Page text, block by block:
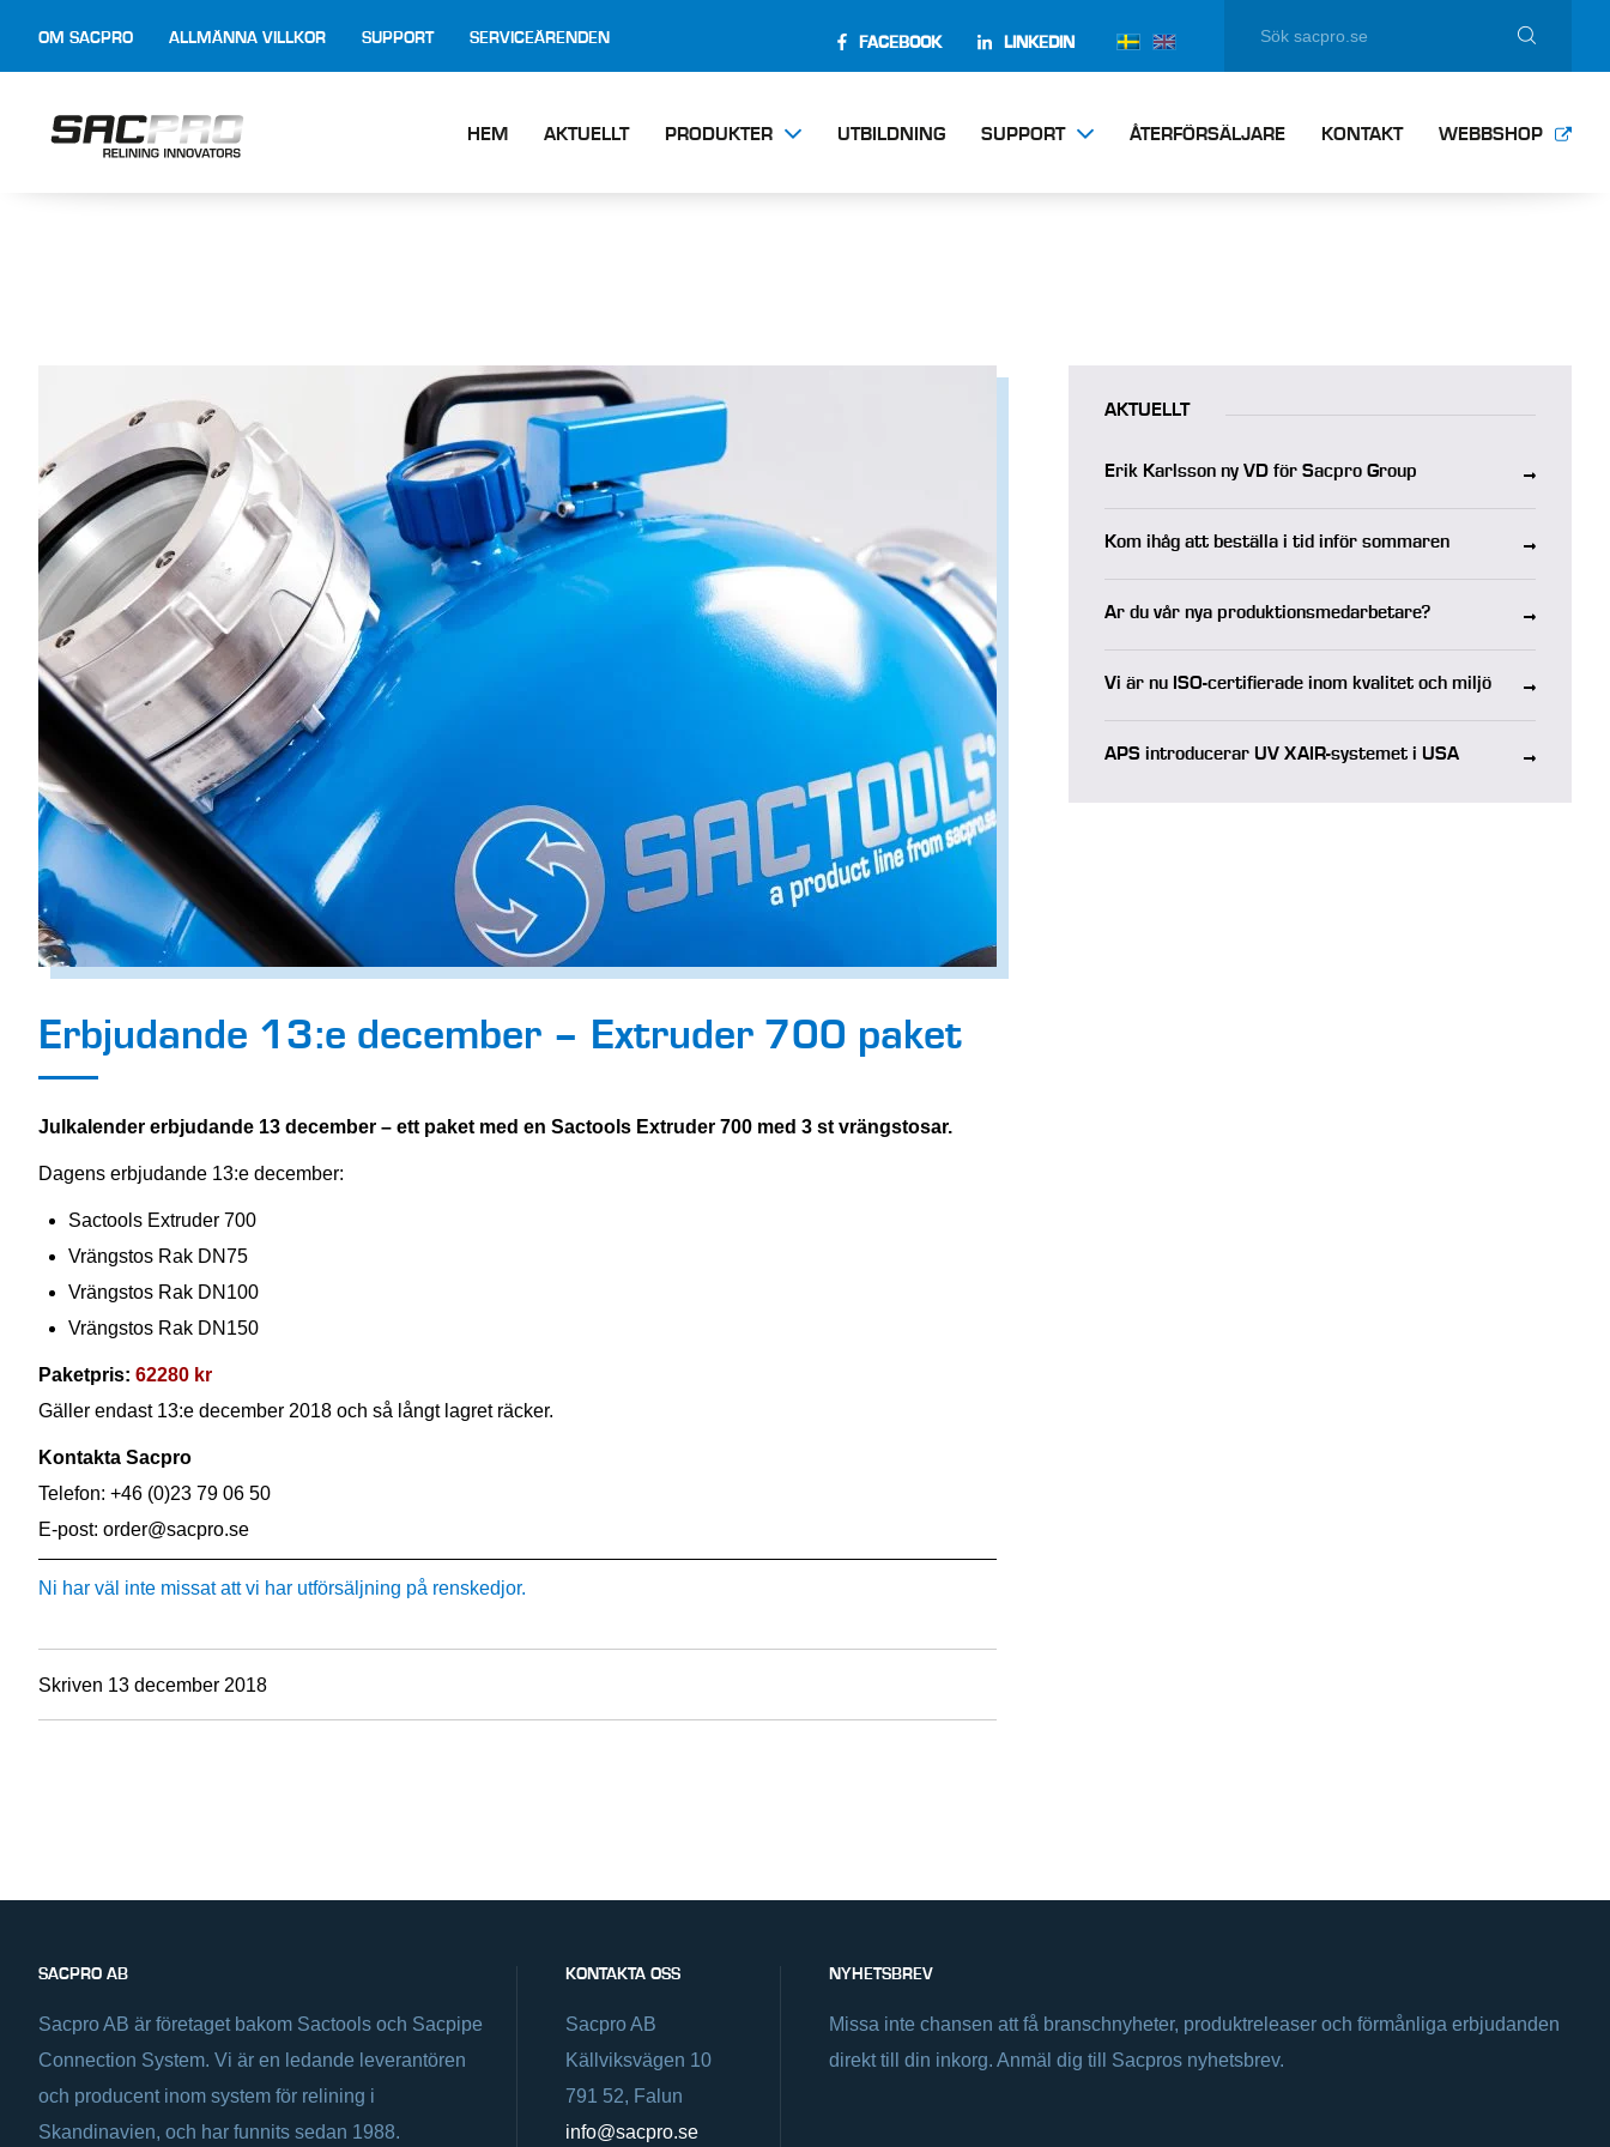
OM SACPRO ALLMÄNNA VILLKOR SUPPORT SERVICEÄRENDEN FACEBOOK LINKEDIN
HEM AKTUELLT PRODUKTER UTBILDNING SUPPORT ÅTERFÖRSÄLJARE KONTAKT WEBBSHOP
Erbjudande 13:e december – Extruder 700 paket
Julkalender erbjudande 13 december – ett paket med en Sactools Extruder 700 med 3 st vrängstosar.
Dagens erbjudande 13:e december:
Sactools Extruder 700
Vrängstos Rak DN75
Vrängstos Rak DN100
Vrängstos Rak DN150
Paketpris: 62280 kr
Gäller endast 13:e december 2018 och så långt lagret räcker.
Kontakta Sacpro
Telefon: +46 (0)23 79 06 50
E-post: order@sacpro.se
Ni har väl inte missat att vi har utförsäljning på renskedjor.
Skriven 13 december 2018
AKTUELLT
Erik Karlsson ny VD för Sacpro Group
Kom ihåg att beställa i tid inför sommaren
Är du vår nya produktionsmedarbetare?
Vi är nu ISO-certifierade inom kvalitet och miljö
APS introducerar UV XAIR-systemet i USA
SACPRO AB
Sacpro AB är företaget bakom Sactools och Sacpipe
Connection System. Vi är en ledande leverantören
och producent inom system för relining i
Skandinavien, och har funnits sedan 1988.
KONTAKTA OSS
Sacpro AB
Källviksvägen 10
791 52, Falun
info@sacpro.se
NYHETSBREV
Missa inte chansen att få branschnyheter, produktreleaser och förmånliga erbjudanden
direkt till din inkorg. Anmäl dig till Sacpros nyhetsbrev.